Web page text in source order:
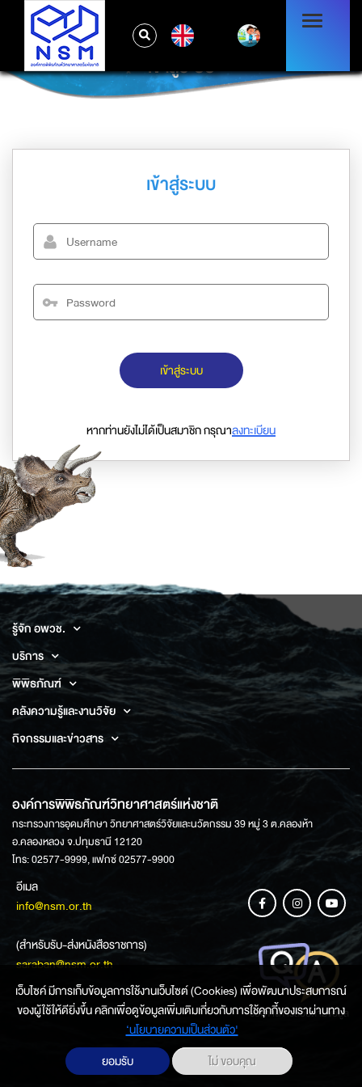
เข้าสู่ระบบ
เข้าสู่ระบบ
เข้าสู่ระบบ
หากท่านยังไม่ได้เป็นสมาชิก กรุณาลงทะเบียน
รู้จัก อพวช.
บริการ
พิพิธภัณฑ์
คลังความรู้และงานวิจัย
กิจกรรมและข่าวสาร
องค์การพิพิธภัณฑ์วิทยาศาสตร์แห่งชาติ
กระทรวงการอุดมศึกษา วิทยาศาสตร์วิจัยและนวัตกรรม 39 หมู่ 3 ต.คลองห้า
อ.คลองหลวง จ.ปทุมธานี 12120
โทร: 02577-9999, แฟกซ์ 02577-9900
อีเมล
info@nsm.or.th
(สำหรับรับ-ส่งหนังสือราชการ)
saraban@nsm.or.th
ช่องทางการสอบถามข้อมูล
เว็บไซค์ มีการเก็บข้อมูลการใช้งานเว็บไซต์ (Cookies) เพื่อพัฒนาประสบการณ์
ของผู้ใช้ให้ดียิ่งขึ้น คลิกเพื่อดูข้อมูลเพิ่มเติมเกี่ยวกับการใช้คุกกี้ของเราผ่านทาง
‘นโยบายความเป็นส่วนตัว'
ยอมรับ
ไม่ ขอบคุณ